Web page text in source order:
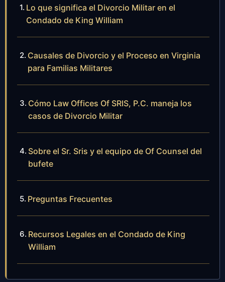
Lo que significa el Divorcio Militar en el
Condado de King William
Causales de Divorcio y el Proceso en Virginia
para Familias Militares
Cómo Law Offices Of SRIS, P.C. maneja los
casos de Divorcio Militar
Sobre el Sr. Sris y el equipo de Of Counsel del
bufete
Preguntas Frecuentes
Recursos Legales en el Condado de King
William